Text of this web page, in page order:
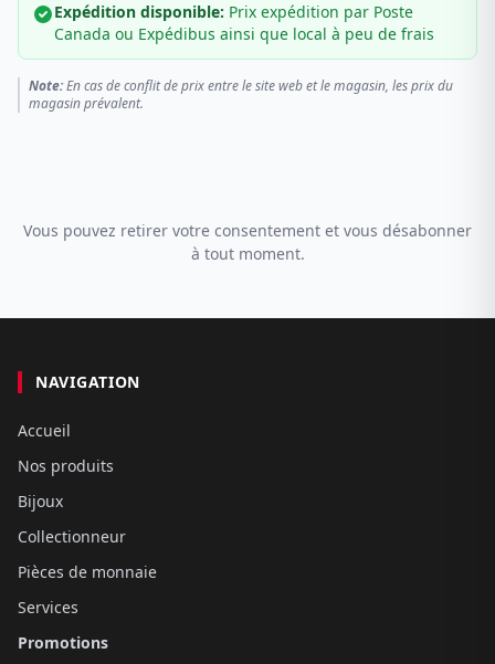
Expédition disponible: Prix expédition par Poste
Canada ou Expédibus ainsi que local à peu de frais
Note:En cas de conflit de prix entre le site web et le magasin, les prix du
magasin prévalent.
Vous pouvez retirer votre consentement et vous désabonner
à tout moment.
NAVIGATION
Accueil
Nos produits
Bijoux
Collectionneur
Pièces de monnaie
Services
Promotions